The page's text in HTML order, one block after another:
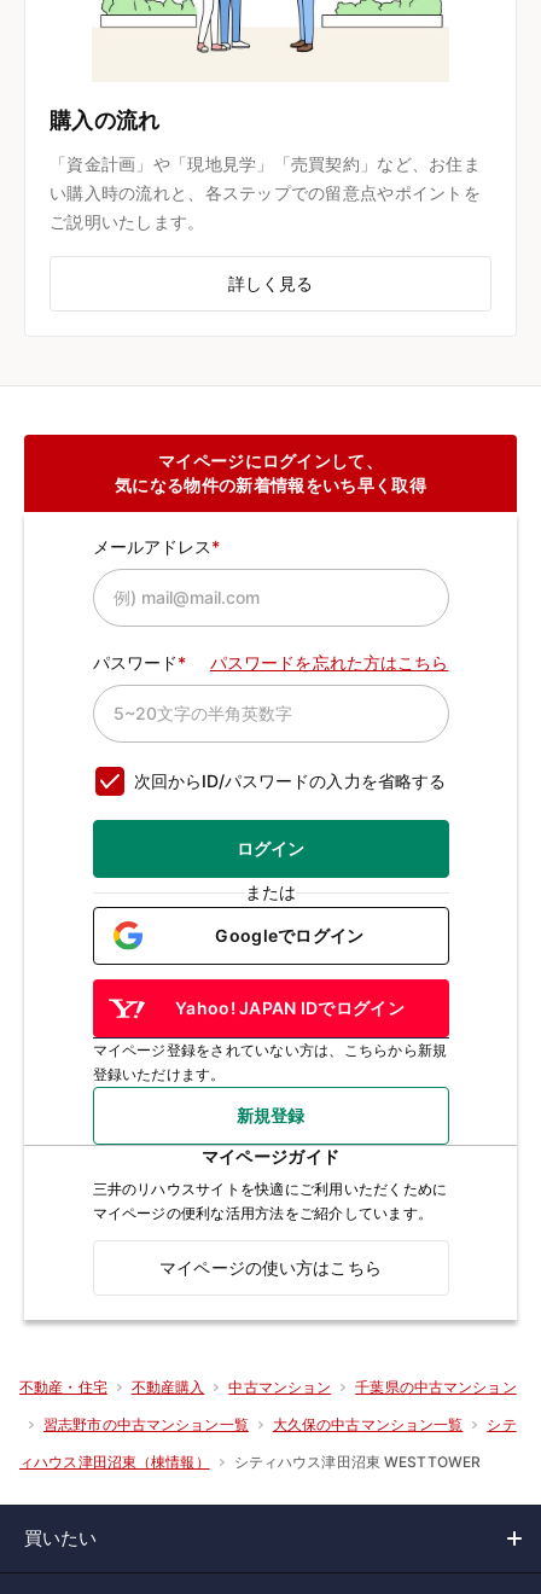
購入の流れ
「資金計画」や「現地見学」「売買契約」など、お住ま
い購入時の流れと、各ステップでの留意点やポイントを
ご説明いたします。
詳しく見る
マイページにログインして、
気になる物件の新着情報をいち早く取得
メールアドレス
パスワード パスワードを忘れた方はこちら
次回からID/パスワードの入力を省略する
ログイン
または
Googleでログイン
Yahoo! JAPAN IDでログイン
マイページ登録をされていない方は、こちらから新規
登録いただけます。
新規登録
マイページガイド
三井のリハウスサイトを快適にご利用いただくために
マイページの便利な活用方法をご紹介しています。
マイページの使い方はこちら
不動産・住宅 不動産購入 中古マンション 千葉県の中古マンション
習志野市の中古マンション一覧 大久保の中古マンション一覧 シテ
ィハウス津田沼東（棟情報） シティハウス津田沼東 WESTTOWER
買いたい